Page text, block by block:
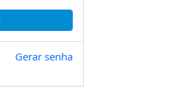
Gerar senha